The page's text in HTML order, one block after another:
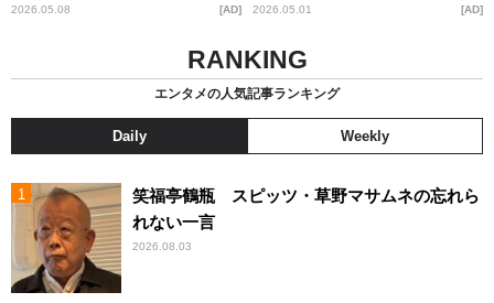
2026.05.08 AD 2026.05.01 AD
RANKING
エンタメの人気記事ランキング
Daily Weekly
笑福亭鶴瓶 スピッツ・草野マサムネの忘れら
れない一言
2026.08.03